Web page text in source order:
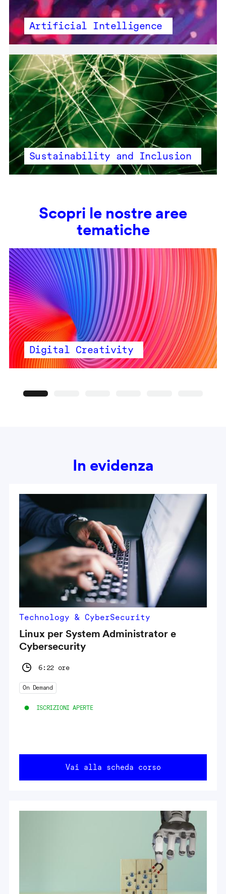
Artificial Intelligence
Sustainability and Inclusion
Scopri le nostre aree
tematiche
Digital Creativity
In evidenza
Technology & CyberSecurity
Linux per System Administrator e
Cybersecurity
6:22 ore
On Demand
ISCRIZIONI APERTE
Vai alla scheda corso